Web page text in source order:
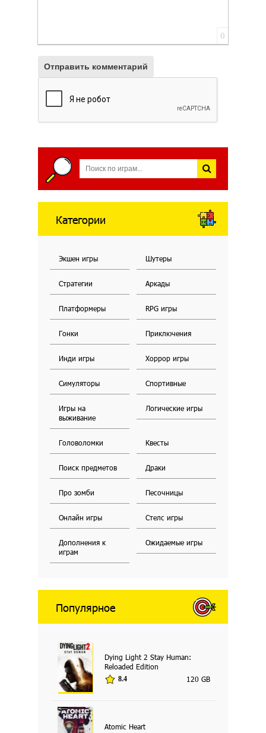
0
Отправить комментарий
Категории
Экшен игры Шутеры
Стратегии Аркады
Платформеры RPG игры
Гонки Приключения
Инди игры Хоррор игры
Симуляторы Спортивные
Игры на
выживание
Логические игры
Головоломки Квесты
Поиск предметов Драки
Про зомби Песочницы
Онлайн игры Стелс игры
Дополнения к
играм
Ожидаемые игры
Популярное
Dying Light 2 Stay Human:
Reloaded Edition
8.4 120 GB
Atomic Heart